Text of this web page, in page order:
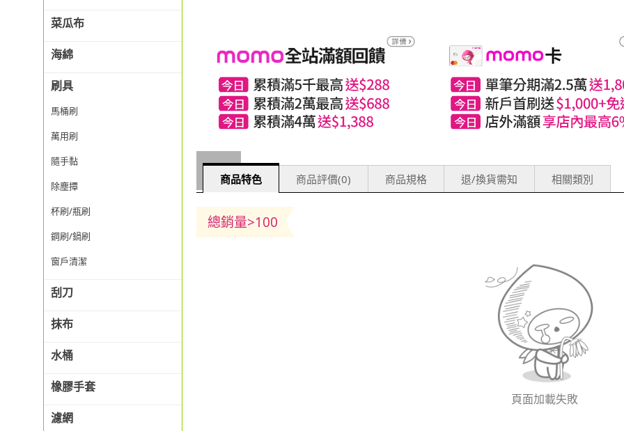
菜瓜布
海綿
刷具
馬桶刷
萬用刷
隨手黏
除塵撢
杯刷/瓶刷
鋼刷/鍋刷
窗戶清潔
刮刀
抹布
水桶
橡膠手套
濾網
商品特色 商品評價(0) 商品規格 退/換貨需知 相關類別
總銷量>100
頁面加載失敗